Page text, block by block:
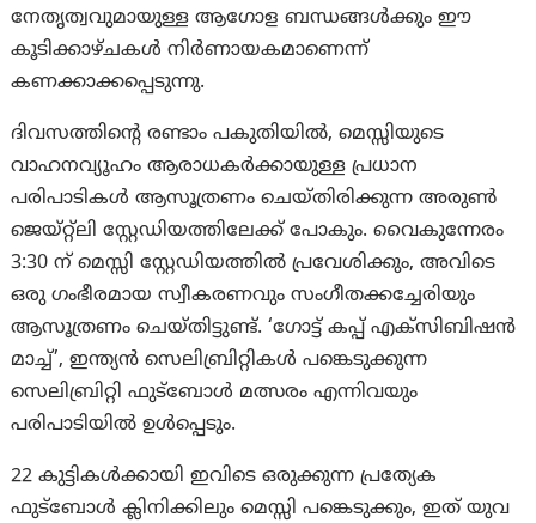
നേതൃത്വവുമായുള്ള ആഗോള ബന്ധങ്ങൾക്കും ഈ
കൂടിക്കാഴ്ചകൾ നിർണായകമാണെന്ന്
കണക്കാക്കപ്പെടുന്നു.
ദിവസത്തിന്റെ രണ്ടാം പകുതിയിൽ, മെസ്സിയുടെ
വാഹനവ്യൂഹം ആരാധകർക്കായുള്ള പ്രധാന
പരിപാടികൾ ആസൂത്രണം ചെയ്തിരിക്കുന്ന അരുൺ
ജെയ്റ്റ്‌ലി സ്റ്റേഡിയത്തിലേക്ക് പോകും. വൈകുന്നേരം
3:30 ന് മെസ്സി സ്റ്റേഡിയത്തിൽ പ്രവേശിക്കും, അവിടെ
ഒരു ഗംഭീരമായ സ്വീകരണവും സംഗീതക്കച്ചേരിയും
ആസൂത്രണം ചെയ്തിട്ടുണ്ട്. ‘ഗോട്ട് കപ്പ് എക്സിബിഷൻ
മാച്ച്’, ഇന്ത്യൻ സെലിബ്രിറ്റികൾ പങ്കെടുക്കുന്ന
സെലിബ്രിറ്റി ഫുട്ബോൾ മത്സരം എന്നിവയും
പരിപാടിയിൽ ഉൾപ്പെടും.
22 കുട്ടികൾക്കായി ഇവിടെ ഒരുക്കുന്ന പ്രത്യേക
ഫുട്ബോൾ ക്ലിനിക്കിലും മെസ്സി പങ്കെടുക്കും, ഇത് യുവ